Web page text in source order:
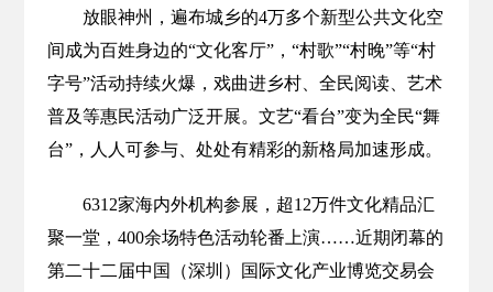
放眼神州，遍布城乡的4万多个新型公共文化空
间成为百姓身边的“文化客厅”，“村歌”“村晚”等“村
字号”活动持续火爆，戏曲进乡村、全民阅读、艺术
普及等惠民活动广泛开展。文艺“看台”变为全民“舞
台”，人人可参与、处处有精彩的新格局加速形成。
6312家海内外机构参展，超12万件文化精品汇
聚一堂，400余场特色活动轮番上演……近期闭幕的
第二十二届中国（深圳）国际文化产业博览交易会